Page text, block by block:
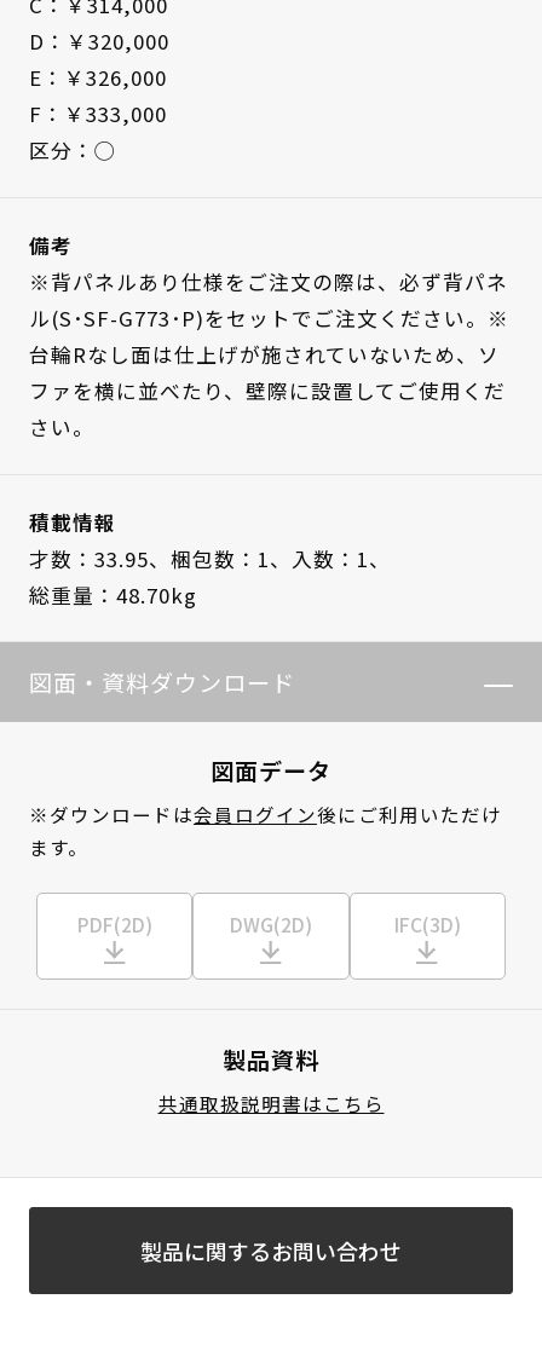
D：￥320,000
E：￥326,000
F：￥333,000
区分：◯
備考
※背パネルあり仕様をご注文の際は、必ず背パネ
ル(S･SF-G773･P)をセットでご注文ください。※
台輪Rなし面は仕上げが施されていないため、ソ
ファを横に並べたり、壁際に設置してご使用くだ
さい。
積載情報
才数：33.95、 梱包数：1、
入数：1、
総重量：48.70kg
図面・資料ダウンロード
図面データ
※ダウンロードは会員ログイン後にご利用いただけ
ます。
PDF(2D) DWG(2D) IFC(3D)
製品資料
共通取扱説明書はこちら
製品に関するお問い合わせ